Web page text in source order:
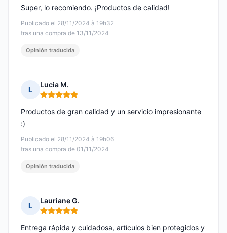
Publicado el 28/11/2024 à 19h32
tras una compra de 13/11/2024
Super, lo recomiendo. ¡Productos de calidad!
Opinión traducida
L
Lucia M.
Nota: 5 de 5
Publicado el 28/11/2024 à 19h06
tras una compra de 01/11/2024
Productos de gran calidad y un servicio impresionante
:)
Opinión traducida
L
Lauriane G.
Nota: 5 de 5
Entrega rápida y cuidadosa, artículos bien protegidos y